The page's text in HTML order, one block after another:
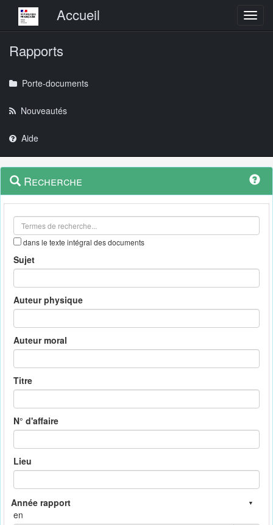
Menu principalAccueil
Rapports
Porte-documents
Nouveautés
Aide
Navigation
outils
Menu
contextuel
Recherche
dans le texte intégral des documents
Sujet
Auteur physique
Auteur moral
Titre
N° d'affaire
Lieu
en